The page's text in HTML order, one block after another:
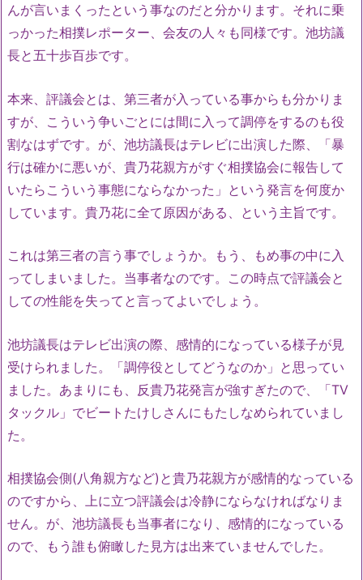
んが言いまくったという事なのだと分かります。それに乗
っかった相撲レポーター、会友の人々も同様です。池坊議
長と五十歩百歩です。
本来、評議会とは、第三者が入っている事からも分かりま
すが、こういう争いごとには間に入って調停をするのも役
割なはずです。が、池坊議長はテレビに出演した際、「暴
行は確かに悪いが、貴乃花親方がすぐ相撲協会に報告して
いたらこういう事態にならなかった」という発言を何度か
しています。貴乃花に全て原因がある、という主旨です。
これは第三者の言う事でしょうか。もう、もめ事の中に入
ってしまいました。当事者なのです。この時点で評議会と
しての性能を失ってと言ってよいでしょう。
池坊議長はテレビ出演の際、感情的になっている様子が見
受けられました。「調停役としてどうなのか」と思ってい
ました。あまりにも、反貴乃花発言が強すぎたので、「TV
タックル」でビートたけしさんにもたしなめられていまし
た。
相撲協会側(八角親方など)と貴乃花親方が感情的なっている
のですから、上に立つ評議会は冷静にならなければなりま
せん。が、池坊議長も当事者になり、感情的になっている
ので、もう誰も俯瞰した見方は出来ていませんでした。